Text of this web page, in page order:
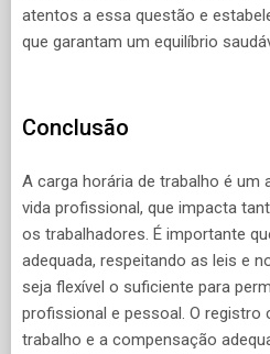
atentos a essa questão e
que garantam um equilíbrio
Conclusão
A carga horária de trabalho é um
vida profissional, que impacta
os trabalhadores. É importante
adequada, respeitando as leis e
seja flexível o suficiente para
profissional e pessoal. O registro
trabalho e a compensação